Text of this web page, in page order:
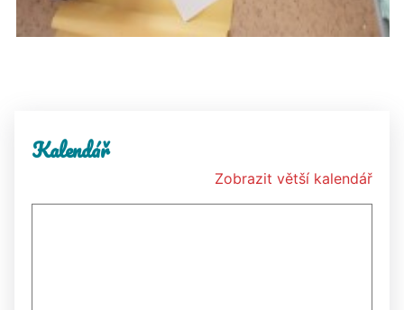
Kalendář
Zobrazit větší kalendář